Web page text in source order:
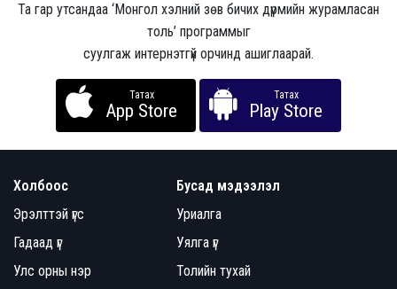
Та гар утсандаа ‘Монгол хэлний зөв бичих дүрмийн журамласан
толь’ программыг
суулгаж интернэтгүй орчинд ашиглаарай.
Татах
App Store
Татах
Play Store
Холбоос
Эрэлттэй үгс
Гадаад үг
Улс орны нэр
Бусад мэдээлэл
Уриалга
Уялга үг
Толийн тухай